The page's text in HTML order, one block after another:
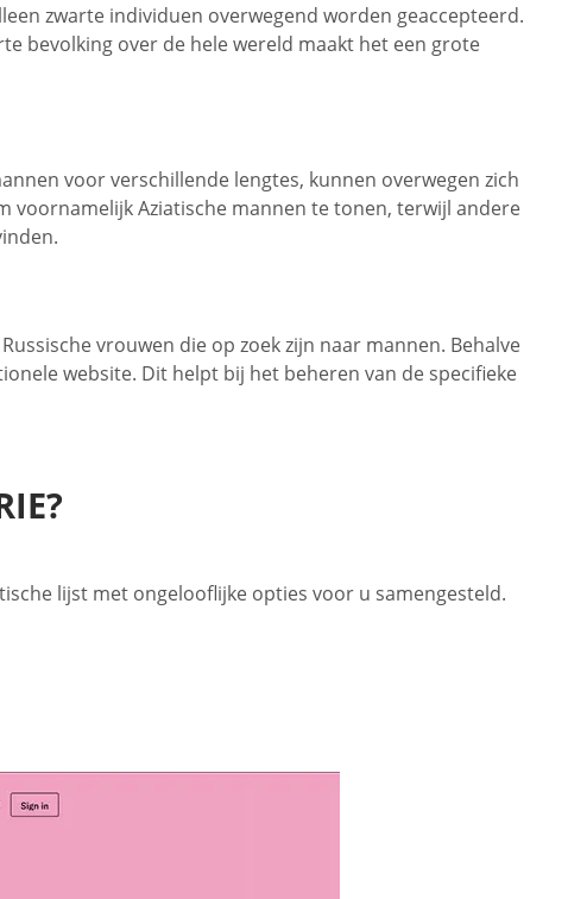
zwarte individuen overwegend worden geaccepteerd.
bevolking over de hele wereld maakt het een grote
voor verschillende lengtes, kunnen overwegen zich
voornamelijk Aziatische mannen te tonen, terwijl andere
vrouwen die op zoek zijn naar mannen. Behalve
website. Dit helpt bij het beheren van de specifieke
lijst met ongelooflijke opties voor u samengesteld.